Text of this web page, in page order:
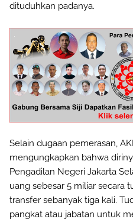
dituduhkan padanya.
Selain dugaan pemerasan,
mengungkapkan bahwa
Pengadilan Negeri Jakarta
uang sebesar 5 miliar secara
transfer sebanyak tiga kali.
pangkat atau jabatan untuk